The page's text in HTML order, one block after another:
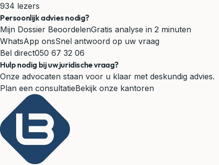
934 lezers
Persoonlijk advies nodig?
Mijn Dossier BeoordelenGratis analyse in 2 minuten
WhatsApp onsSnel antwoord op uw vraag
Bel direct050 67 32 06
Hulp nodig bij uw juridische vraag?
Onze advocaten staan voor u klaar met deskundig advies.
Plan een consultatieBekijk onze kantoren